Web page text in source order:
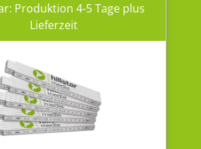
Produktion 4-5 Tage plus
Lieferzeit